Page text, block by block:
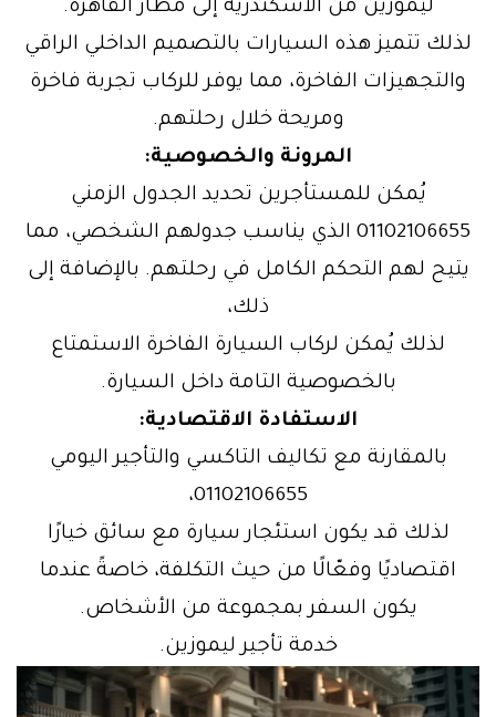
ليموزين من الاسكندرية إلى مطار القاهرة.
لذلك تتميز هذه السيارات بالتصميم الداخلي الراقي
والتجهيزات الفاخرة، مما يوفر للركاب تجربة فاخرة
ومريحة خلال رحلتهم.
المرونة والخصوصية:
يُمكن للمستأجرين تحديد الجدول الزمني
01102106655 الذي يناسب جدولهم الشخصي، مما
يتيح لهم التحكم الكامل في رحلتهم. بالإضافة إلى
ذلك،
لذلك يُمكن لركاب السيارة الفاخرة الاستمتاع
بالخصوصية التامة داخل السيارة.
الاستفادة الاقتصادية:
بالمقارنة مع تكاليف التاكسي والتأجير اليومي
01102106655،
لذلك قد يكون استئجار سيارة مع سائق خيارًا
اقتصاديًا وفعّالًا من حيث التكلفة، خاصةً عندما
يكون السفر بمجموعة من الأشخاص.
خدمة تأجير ليموزين.